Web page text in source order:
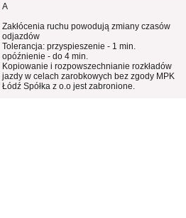
A
Zakłócenia ruchu powodują zmiany czasów
odjazdów
Tolerancja: przyspieszenie - 1 min.
opóźnienie - do 4 min.
Kopiowanie i rozpowszechnianie rozkładów
jazdy w celach zarobkowych bez zgody MPK
Łódź Spółka z o.o jest zabronione.